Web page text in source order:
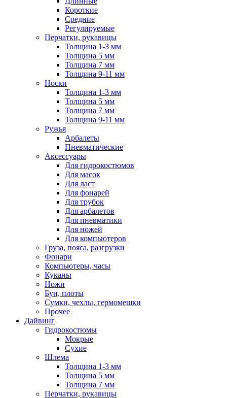
Короткие
Средние
Регулируемые
Перчатки, рукавицы
Толщина 1-3 мм
Толщина 5 мм
Толщина 7 мм
Толщина 9-11 мм
Носки
Толщина 1-3 мм
Толщина 5 мм
Толщина 7 мм
Толщина 9-11 мм
Ружья
Арбалеты
Пневматические
Аксессуары
Для гидрокостюмов
Для масок
Для ласт
Для фонарей
Для трубок
Для арбалетов
Для пневматики
Для ножей
Для компьютеров
Груза, пояса, разгрузки
Фонари
Компьютеры, часы
Куканы
Ножи
Буи, плоты
Сумки, чехлы, гермомешки
Прочее
Дайвинг
Гидрокостюмы
Мокрые
Сухие
Шлема
Толщина 1-3 мм
Толщина 5 мм
Толщина 7 мм
Перчатки, рукавицы